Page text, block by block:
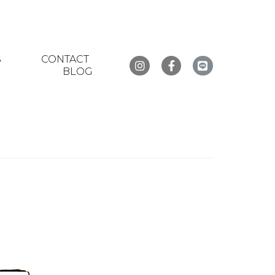
CONTACT
BLOG